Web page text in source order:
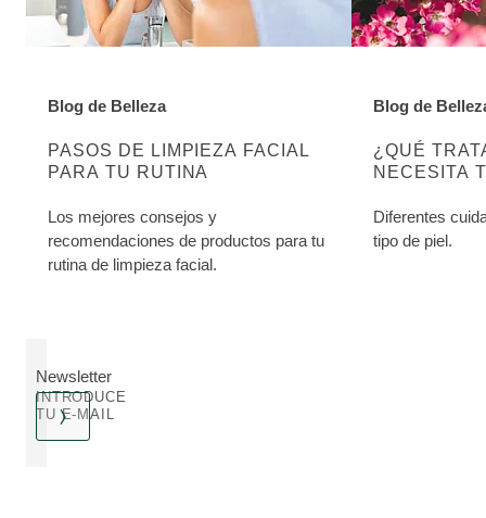
PASOS DE LIMPIEZA FACIAL
PARA TU RUTINA
DESCUBRE MÁS SOBRE ESTA CATEGORÍA:
Blog de Belleza
Los mejores consejos y
recomendaciones de productos para tu
rutina de limpieza facial.
¿QUÉ
NECESITA
DESCUBRE
Blog de
Diferentes
tipo de piel.
Newsletter
INTRODUCE
TU E-MAIL